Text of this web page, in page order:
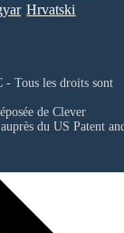
Hrvatski
Tous les droits sont
de Clever
du US Patent